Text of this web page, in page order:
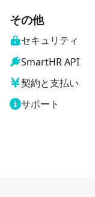
その他
セキュリティ
SmartHR API
契約と支払い
サポート